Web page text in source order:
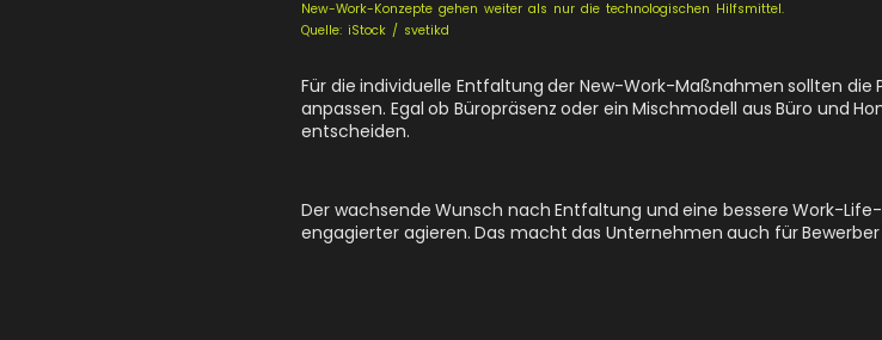
New-Work-Konzepte gehen weiter als nur die technologischen Hilfsmittel.
Quelle: iStock / svetikd
Für die individuelle Entfaltung der New-Work-Maßnahmen sollten
anpassen. Egal ob Büropräsenz oder ein Mischmodell aus Büro und
entscheiden.
Der wachsende Wunsch nach Entfaltung und eine bessere Work-
engagierter agieren. Das macht das Unternehmen auch für